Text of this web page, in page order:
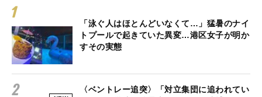
「泳ぐ人はほとんどいなくて…」猛暑のナイ
トプールで起きていた異変…港区女子が明か
すその実態
〈ベントレー追突〉「対立集団に追われてい